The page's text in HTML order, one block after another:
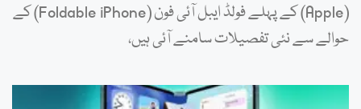
(Apple) کے پہلے فولڈ ایبل آئی فون (Foldable iPhone) کے
حوالے سے نئی تفصیلات سامنے آئی ہیں،